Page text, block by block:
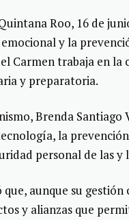
Roo, 16 de
y la
Carmen trabaja en
y preparatoria.
Brenda
la
personal de las y
que, aunque su
y alianzas que